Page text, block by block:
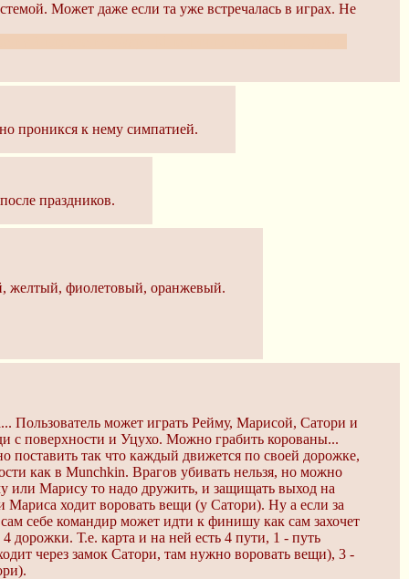
Может даже если та уже встречалась в играх. Не
проникся к нему симпатией.
праздников.
желтый, фиолетовый, оранжевый.
Пользователь может играть Рейму, Марисой, Сатори и
с поверхности и Уцухо. Можно грабить корованы...
поставить так что каждый движется по своей дорожке,
как в Munchkin. Врагов убивать нельзя, но можно
или Марису то надо дружить, и защищать выход на
Мариса ходит воровать вещи (у Сатори). Ну а если за
себе командир может идти к финишу как сам захочет
дорожки. Т.е. карта и на ней есть 4 пути, 1 - путь
через замок Сатори, там нужно воровать вещи), 3 -